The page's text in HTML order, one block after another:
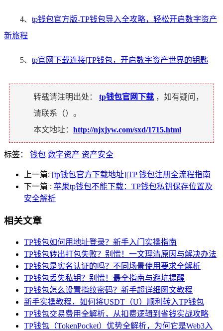
4、 tp钱包官方版-TP钱包导入全攻略，轻松开启数字资产
新旅程
5、 tp官网下载连接|TP钱包，开启数字资产世界的钥匙
转载请注明出处： tp钱包官网下载 ，如有疑问，
请联系（）。
本文地址： http://njxjyw.com/sxd/1715.html
标签： 钱包 数字资产 资产安全
上一篇: [tp钱包官方下载地址]|TP 钱包注册全流程指南
下一篇 : 苹果tp钱包不能下载：TP钱包私钥保存位置及
安全解析
相关文章
TP钱包如何用地址登录？新手入门实操指南
TP钱包转出打包失败？别慌！一文理清原因与解决办法
TP钱包是实名认证的吗？不同场景使用要求全解析
TP钱包丢失私钥？别慌！最全指南与避坑提醒
TP钱包怎么设置指纹密码？新手超详细图文教程
新手实操教程，如何将USDT（U）顺利转入TP钱包
TP钱包交易费用全解析，从扣费逻辑到省钱实战攻略
TP钱包（TokenPocket）优势全解析，为何它是Web3入